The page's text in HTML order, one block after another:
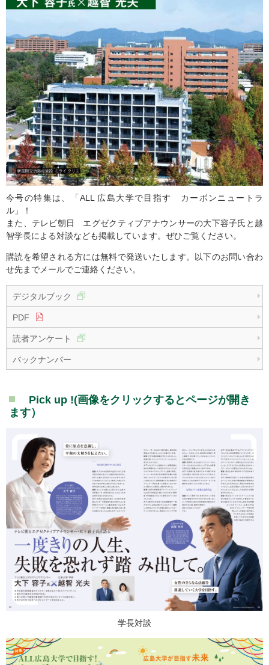
今号の特集は、「ALL 広島大学で目指す カーボンニュートラ
ル」！
また、テレビ朝日 エグゼクティブアナウンサーの大下容子氏と越
智学長による対談なども掲載しています。ぜひご覧ください。
購読を希望される方には無料で発送いたします。以下のお問い合わ
せ先までメールでご連絡ください。
デジタルブック
PDF
読者アンケート
バックナンバー
Pick up !(画像をクリックするとページが開き
ます）
学長対談